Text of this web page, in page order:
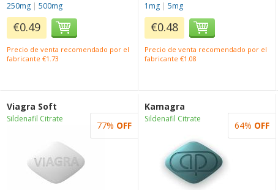
250mg| 500mg
€0.49
Precio de venta recomendado por el
fabricante €1.73
1mg | 5mg
€0.48
Precio de venta recomendado por el
fabricante €1.08
Viagra Soft
Sildenafil Citrate
77% OFF
Kamagra
Sildenafil Citrate
64% OFF